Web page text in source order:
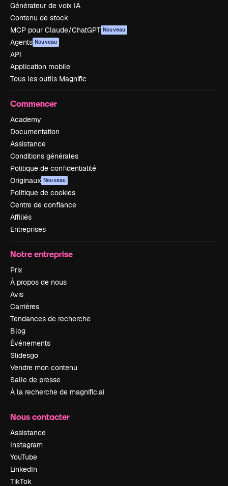
Générateur de voix IA
Contenu de stock
MCP pour Claude/ChatGPT Nouveau
Agents Nouveau
API
Application mobile
Tous les outils Magnific
Commencer
Academy
Documentation
Assistance
Conditions générales
Politique de confidentialité
Originaux Nouveau
Politique de cookies
Centre de confiance
Affiliés
Entreprises
Notre entreprise
Prix
À propos de nous
Avis
Carrières
Tendances de recherche
Blog
Événements
Slidesgo
Vendre mon contenu
Salle de presse
À la recherche de magnific.ai
Nous contacter
Assistance
Instagram
YouTube
LinkedIn
TikTok